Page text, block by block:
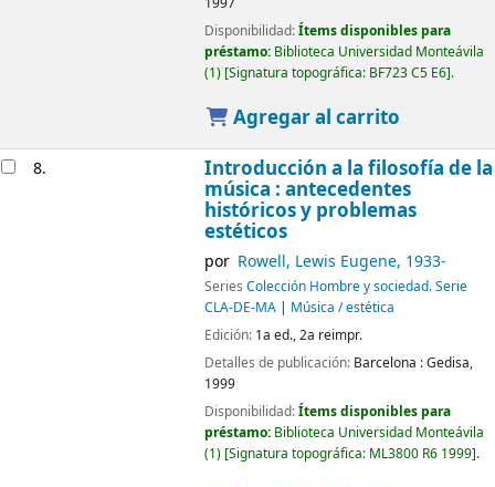
Disponibilidad:Ítems disponibles para
préstamo: Biblioteca Universidad Monteávila
(1) Signatura topográfica: BF723 C5 E6 .
Agregar al carrito
8. Introducción a la filosofía de la
música : antecedentes
históricos y problemas
estéticos
por Rowell, Lewis Eugene, 1933-
Series Colección Hombre y sociedad. Serie
CLA-DE-MA| Música / estética
Edición: 1a ed., 2a reimpr.
Detalles de publicación: Barcelona :Gedisa,
1999
Disponibilidad:Ítems disponibles para
préstamo: Biblioteca Universidad Monteávila
(1) Signatura topográfica: ML3800 R6 1999 .